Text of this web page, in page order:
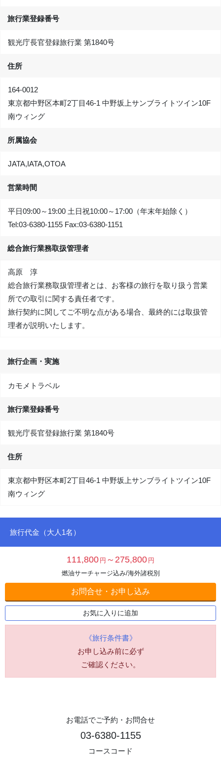
旅行業登録番号
観光庁長官登録旅行業 第1840号
住所
164-0012
東京都中野区本町2丁目46-1 中野坂上サンブライトツイン10F
南ウィング
所属協会
JATA,IATA,OTOA
営業時間
平日09:00～19:00 土日祝10:00～17:00（年末年始除く）
Tel:03-6380-1155 Fax:03-6380-1151
総合旅行業務取扱管理者
高原 淳
総合旅行業務取扱管理者とは、お客様の旅行を取り扱う営業
所での取引に関する責任者です。
旅行契約に関してご不明な点がある場合、最終的には取扱管
理者が説明いたします。
旅行企画・実施
カモメトラベル
旅行業登録番号
観光庁長官登録旅行業 第1840号
住所
東京都中野区本町2丁目46-1 中野坂上サンブライトツイン10F
南ウィング
旅行代金（大人1名）
111,800 円 ～275,800 円
燃油サーチャージ込み/海外諸税別
お問合せ・お申し込み
お気に入りに追加
《旅行条件書》
お申し込み前に必ず
ご確認ください。
お電話でご予約・お問合せ
03-6380-1155
コースコード